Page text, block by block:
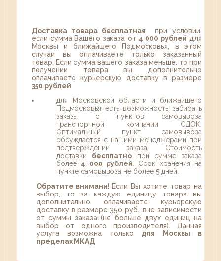
Доставка товара бесплатная при условии,
если сумма Вашего заказа от 4 000 рублей для
Москвы и ближайшего Подмосковья, в этом
случаи вы оплачиваете только заказанный
товар. Если сумма вашего заказа меньше, то при
получении товара вы дополнительно
оплачиваете курьерскую доставку в размере
350 рублей
для Московской области и ближайшего
Подмосковья есть возможность забирать
заказы с пунктов самовывоза
транспортной компании СДЭК.
Оптимальный пункт самовывоза
обсуждается с нашими менеджерами при
подтверждении заказа. Стоимость
доставки бесплатно при сумме заказа
более 4 000 рублей . Срок хранения на
пункте самовывоза не более 5 дней.
Обратите внимани! Если Вы хотите товар на
выбор, то за каждую единицу товара вы
дополнительно оплачиваете курьерскую
доставку в размере 350 руб., вне зависимости
от суммы заказа (не больше двух единиц на
выбор от одного производителя). Данная
услуга возможна только для Москвы в
пределах МКАД